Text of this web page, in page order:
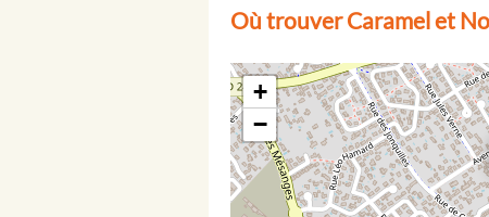
Où trouver Caramel et
+
−